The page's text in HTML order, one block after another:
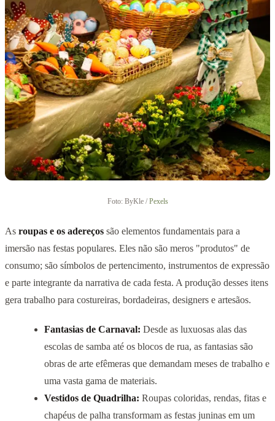
Foto: ByKle /Pexels
As roupas e os adereços são elementos fundamentais para a
imersão nas festas populares. Eles não são meros "produtos" de
consumo; são símbolos de pertencimento, instrumentos de expressão
e parte integrante da narrativa de cada festa. A produção desses itens
gera trabalho para costureiras, bordadeiras, designers e artesãos.
Fantasias de Carnaval: Desde as luxuosas alas das
escolas de samba até os blocos de rua, as fantasias são
obras de arte efêmeras que demandam meses de trabalho e
uma vasta gama de materiais.
Vestidos de Quadrilha: Roupas coloridas, rendas, fitas e
chapéus de palha transformam as festas juninas em um